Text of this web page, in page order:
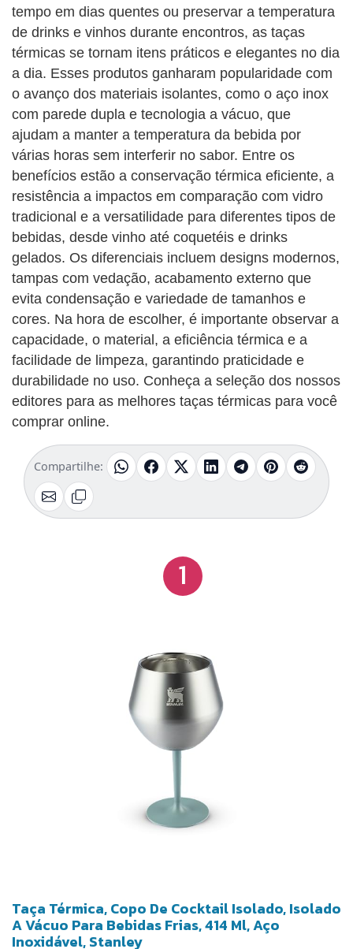
tempo em dias quentes ou preservar a temperatura
de drinks e vinhos durante encontros, as taças
térmicas se tornam itens práticos e elegantes no dia
a dia. Esses produtos ganharam popularidade com
o avanço dos materiais isolantes, como o aço inox
com parede dupla e tecnologia a vácuo, que
ajudam a manter a temperatura da bebida por
várias horas sem interferir no sabor. Entre os
benefícios estão a conservação térmica eficiente, a
resistência a impactos em comparação com vidro
tradicional e a versatilidade para diferentes tipos de
bebidas, desde vinho até coquetéis e drinks
gelados. Os diferenciais incluem designs modernos,
tampas com vedação, acabamento externo que
evita condensação e variedade de tamanhos e
cores. Na hora de escolher, é importante observar a
capacidade, o material, a eficiência térmica e a
facilidade de limpeza, garantindo praticidade e
durabilidade no uso. Conheça a seleção dos nossos
editores para as melhores taças térmicas para você
comprar online.
Compartilhe:
1
Taça Térmica, Copo De Cocktail Isolado, Isolado
A Vácuo Para Bebidas Frias, 414 Ml, Aço
Inoxidável, Stanley